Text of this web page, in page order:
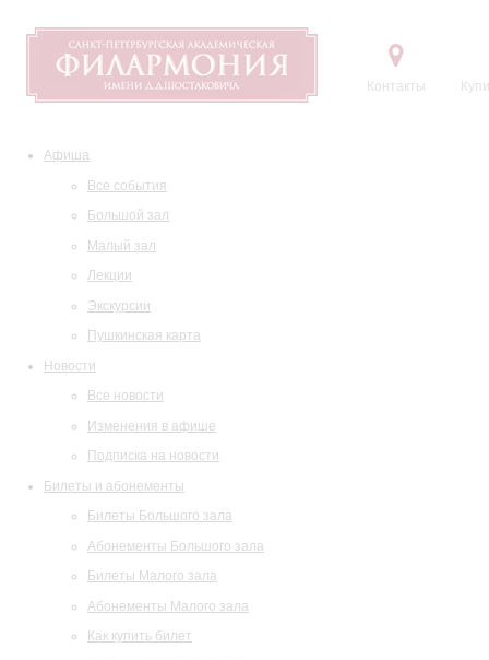
Контакты
Афиша
Все события
Большой зал
Малый зал
Лекции
Экскурсии
Пушкинская карта
Новости
Все новости
Изменения в афише
Подписка на новости
Билеты и абонементы
Билеты Большого зала
Абонементы Большого зала
Билеты Малого зала
Абонементы Малого зала
Как купить билет